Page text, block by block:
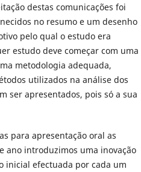
destas comunicações foi
no resumo e um desenho
pelo qual o estudo era
estudo deve começar com uma
metodologia adequada,
utilizados na análise dos
ser apresentados, pois só a sua
para apresentação oral as
ano introduzimos uma inovação
inicial efectuada por cada um